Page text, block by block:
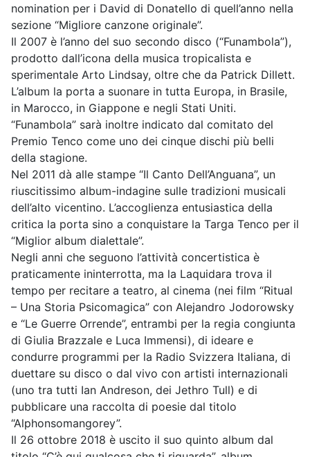
nomination per i David di Donatello di quell’anno nella
sezione “Migliore canzone originale”.
Il 2007 è l’anno del suo secondo disco (“Funambola”),
prodotto dall’icona della musica tropicalista e
sperimentale Arto Lindsay, oltre che da Patrick Dillett.
L’album la porta a suonare in tutta Europa, in Brasile,
in Marocco, in Giappone e negli Stati Uniti.
“Funambola” sarà inoltre indicato dal comitato del
Premio Tenco come uno dei cinque dischi più belli
della stagione.
Nel 2011 dà alle stampe “Il Canto Dell’Anguana”, un
riuscitissimo album-indagine sulle tradizioni musicali
dell’alto vicentino. L’accoglienza entusiastica della
critica la porta sino a conquistare la Targa Tenco per il
“Miglior album dialettale”.
Negli anni che seguono l’attività concertistica è
praticamente ininterrotta, ma la Laquidara trova il
tempo per recitare a teatro, al cinema (nei film “Ritual
– Una Storia Psicomagica” con Alejandro Jodorowsky
e “Le Guerre Orrende”, entrambi per la regia congiunta
di Giulia Brazzale e Luca Immensi), di ideare e
condurre programmi per la Radio Svizzera Italiana, di
duettare su disco o dal vivo con artisti internazionali
(uno tra tutti Ian Andreson, dei Jethro Tull) e di
pubblicare una raccolta di poesie dal titolo
“Alphonsomangorey”.
Il 26 ottobre 2018 è uscito il suo quinto album dal